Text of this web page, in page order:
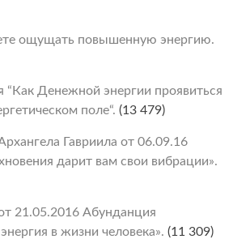
ощущать повышенную энергию.
“Как Денежной энергии проявиться
поле“. (13 479)
Гавриила от 06.09.16
дарит вам свои вибрации».
21.05.2016 Абунданция
в жизни человека». (11 309)